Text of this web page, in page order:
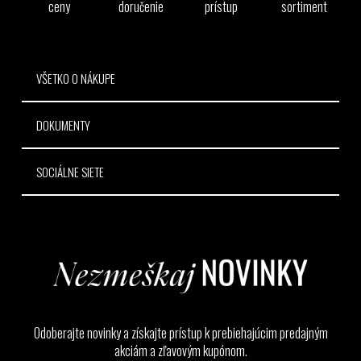
ceny
doručenie
prístup
sortiment
VŠETKO O NÁKUPE
DOKUMENTY
SOCIÁLNE SIETE
Odoberajte novinky a získajte prístup k prebiehajúcim predajným
akciám a zľavovým kupónom.